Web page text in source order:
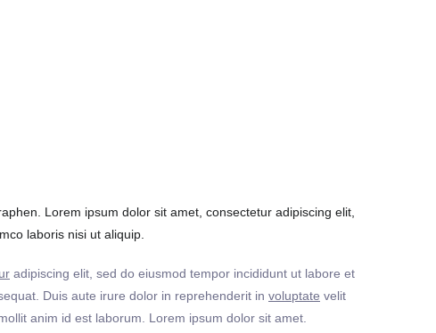
Lorem ipsum dolor sit amet, consectetur adipiscing elit,
laboris nisi ut aliquip.
adipiscing elit, sed do eiusmod tempor incididunt ut labore et
Duis aute irure dolor in reprehenderit in voluptate velit
anim id est laborum. Lorem ipsum dolor sit amet.